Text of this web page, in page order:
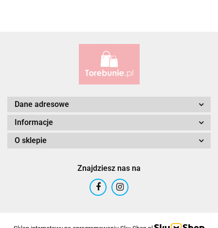
Alessandro Paoli
Dane adresowe
Informacje
O sklepie
Znajdziesz nas na